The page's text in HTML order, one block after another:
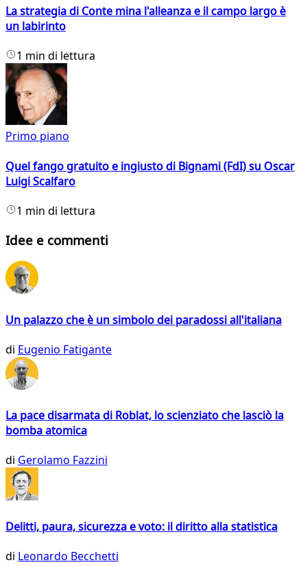
La strategia di Conte mina l'alleanza e il campo largo è
un labirinto
1 min di lettura
Primo piano
Quel fango gratuito e ingiusto di Bignami (FdI) su Oscar
Luigi Scalfaro
1 min di lettura
Idee e commenti
Un palazzo che è un simbolo dei paradossi all'italiana
di Eugenio Fatigante
La pace disarmata di Roblat, lo scienziato che lasciò la
bomba atomica
di Gerolamo Fazzini
Delitti, paura, sicurezza e voto: il diritto alla statistica
di Leonardo Becchetti